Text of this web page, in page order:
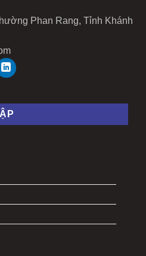
Phan Rang, Tỉnh Khánh